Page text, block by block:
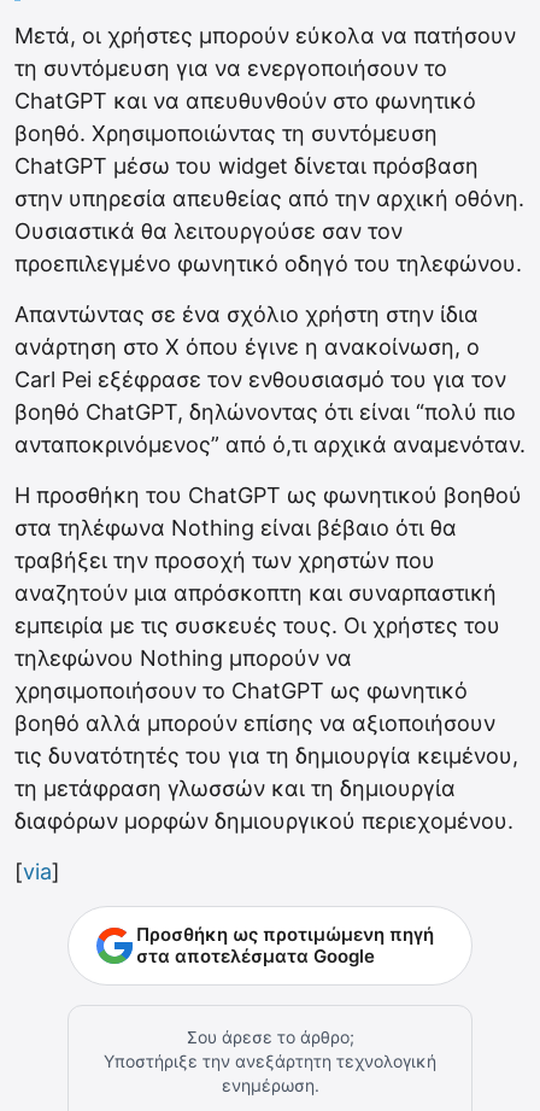
Μετά, οι χρήστες μπορούν εύκολα να πατήσουν
τη συντόμευση για να ενεργοποιήσουν το
ChatGPT και να απευθυνθούν στο φωνητικό
βοηθό. Χρησιμοποιώντας τη συντόμευση
ChatGPT μέσω του widget δίνεται πρόσβαση
στην υπηρεσία απευθείας από την αρχική οθόνη.
Ουσιαστικά θα λειτουργούσε σαν τον
προεπιλεγμένο φωνητικό οδηγό του τηλεφώνου.
Απαντώντας σε ένα σχόλιο χρήστη στην ίδια
ανάρτηση στο X όπου έγινε η ανακοίνωση, ο
Carl Pei εξέφρασε τον ενθουσιασμό του για τον
βοηθό ChatGPT, δηλώνοντας ότι είναι “πολύ πιο
ανταποκρινόμενος” από ό,τι αρχικά αναμενόταν.
Η προσθήκη του ChatGPT ως φωνητικού βοηθού
στα τηλέφωνα Nothing είναι βέβαιο ότι θα
τραβήξει την προσοχή των χρηστών που
αναζητούν μια απρόσκοπτη και συναρπαστική
εμπειρία με τις συσκευές τους. Οι χρήστες του
τηλεφώνου Nothing μπορούν να
χρησιμοποιήσουν το ChatGPT ως φωνητικό
βοηθό αλλά μπορούν επίσης να αξιοποιήσουν
τις δυνατότητές του για τη δημιουργία κειμένου,
τη μετάφραση γλωσσών και τη δημιουργία
διαφόρων μορφών δημιουργικού περιεχομένου.
[via]
Προσθήκη ως προτιμώμενη πηγή
στα αποτελέσματα Google
Σου άρεσε το άρθρο;
Υποστήριξε την ανεξάρτητη τεχνολογική
ενημέρωση.